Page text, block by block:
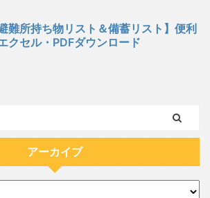
避難所持ち物リスト＆備蓄リスト】便利
クセル・PDFダウンロード
アーカイブ